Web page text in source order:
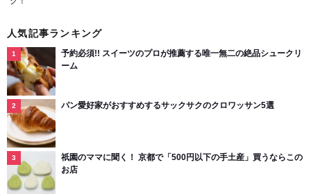
人気記事ランキング
予約必須!! スイーツのプロが推薦する唯一無二の絶品シュークリ
ーム
パン愛好家がおすすめするサックサクのクロワッサン5選
祇園のママに聞く！ 京都で「500円以下の手土産」買うならこの
お店